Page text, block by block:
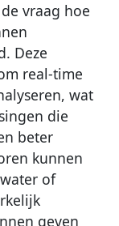
vraag hoe
Deze
real-time
wat
die
beter
kunnen
of
geven